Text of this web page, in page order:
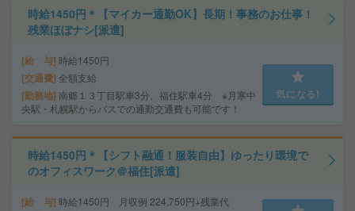
時給1450円＊【マイカー通勤OK】長期！事務のお仕事！
残業ほぼナシ[派遣]
給 与 時給1450円
交通費 全額支給
勤務地 南郷１３丁目駅車3分、福住駅車4分 ※月寒中
央駅・札幌駅からバスでの通勤交通費も可能です！
気になる!
時給1450円＊【シフト融通！服装自由】ゆったり環境で
のオフィスワーク＠福住[派遣]
給 与 時給1450円 月収例 224,750円+残業代